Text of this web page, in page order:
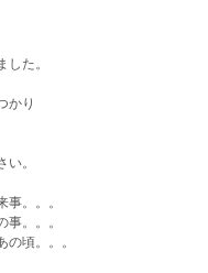
た。
かり
。
。。。
。。。
頃。。。